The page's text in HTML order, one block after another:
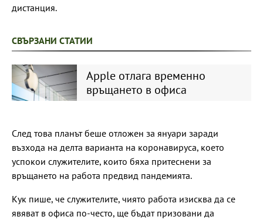
дистанция.
СВЪРЗАНИ СТАТИИ
Apple отлага временно
връщането в офиса
След това планът беше отложен за януари заради
възхода на делта варианта на коронавируса, което
успокои служителите, които бяха притеснени за
връщането на работа предвид пандемията.
Кук пише, че служителите, чиято работа изисква да се
явяват в офиса по-често, ще бъдат призовани да